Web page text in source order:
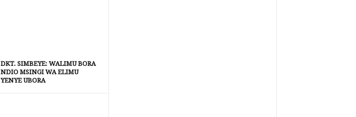
DKT. SIMBEYE: WALIMU BORA
NDIO MSINGI WA ELIMU
YENYE UBORA